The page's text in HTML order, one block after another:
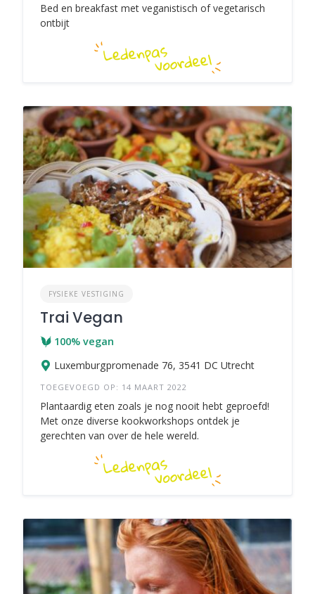
Bed en breakfast met veganistisch of vegetarisch
ontbijt
FYSIEKE VESTIGING
Trai Vegan
100% vegan
Luxemburgpromenade 76, 3541 DC Utrecht
TOEGEVOEGD OP: 14 MAART 2022
Plantaardig eten zoals je nog nooit hebt geproefd!
Met onze diverse kookworkshops ontdek je
gerechten van over de hele wereld.